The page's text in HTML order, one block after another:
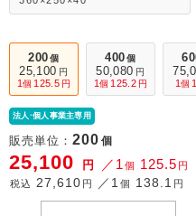
200 個
25,100 円
1個 125.5 円
400 個
50,080 円
1個 125.2 円 1個
法人·個人事業主専用
販売単位： 200 個
25,100 円 ／1 個 125.5 円
税込
27,610 円 ／1 個 138.1 円